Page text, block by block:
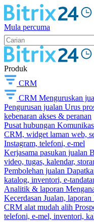
Mula percuma
Produk
CRM
CRM Menguruskan
Pengurusan jualan Urus
kebenaran akses & peranan
Pusat hubungan
CRM, widget laman web,
Instagram, telefoni, e-mel
Kerjasama pasukan jualan
video, tugas, kalendar,
Pembolehan jualan
katalog, inventori, e-
Analitik & laporan
Kecerdasan Jualan,
CRM alat mudah alih
telefoni, e-mel, inventori,